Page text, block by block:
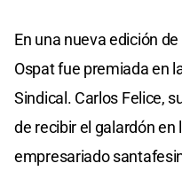
En una nueva edición
Ospat fue premiada en
Sindical. Carlos Felice,
de recibir el galardón en
empresariado